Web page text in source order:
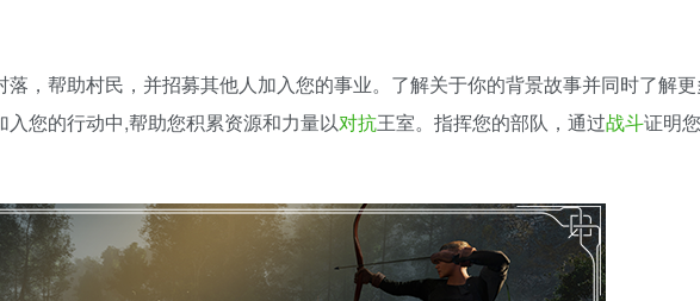
，帮助村民，并招募其他人加入您的事业。了解关于你的背景故事并同时了解
您的行动中,帮助您积累资源和力量以对抗王室。指挥您的部队，通过战斗证明